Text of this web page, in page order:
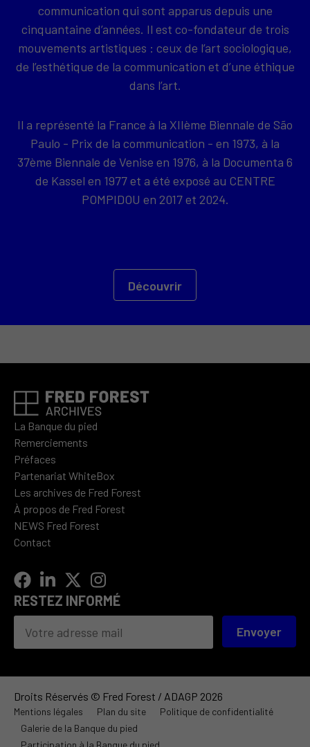
communication qui sont apparus depuis une
cinquantaine d’années. Il est co-fondateur de trois
mouvements artistiques : ceux de l’art sociologique,
de l’esthétique de la communication et d’une éthique
dans l’art.
Il a représenté la France à la XIIème Biennale de São
Paulo - Prix de la communication - en 1973, à la
37ème Biennale de Venise en 1976, à la Documenta 6
de Kassel en 1977 et a été exposé au CENTRE
POMPIDOU en 2017 et 2024.
Découvrir
La Banque du pied
Remerciements
Préfaces
Partenariat WhiteBox
Les archives de Fred Forest
À propos de Fred Forest
NEWS Fred Forest
Contact
RESTEZ INFORMÉ
Envoyer
Droits Réservés © Fred Forest / ADAGP 2026
Mentions légales Plan du site
Politique de confidentialité
Galerie de la Banque du pied
Participation à la Banque du pied